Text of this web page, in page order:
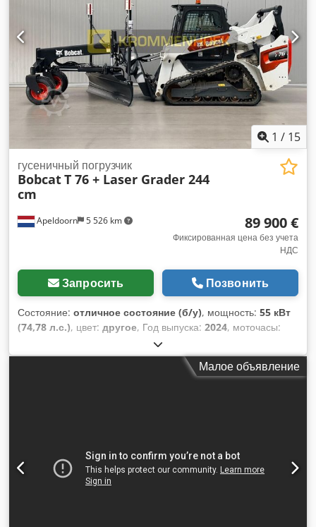
оборудование = - 3-й гидравлический контур - Рабочая
фара(ы) - Резиновые гусеницы - Высокий поток -
Гидравлический быстросъем - Радио = Примечания =
Трансмиссия Экологический стандарт: Stage IV / Tier IV
final Общее Страна производства: США Состояние CE-тип:
CE Дополнительная гидравлика High Flow, 2 скорости
движения, подвеска ходовой части, дополнительные
рабочие фары, гидравлический быстросъем, радио,
сиденье с пневмоподвеской, оригинальная окраска!
Crsdpoyc Nxtsfx Akbof
1 / 15
Apeldoorn 5 526 km
гусеничный погрузчик
BobcatT 76 + Laser Grader 244
cm
89 900 €
Фиксированная цена без учета
НДС
Запросить Позвонить
Состояние: отличное состояние (б/у), мощность: 55 кВт
(74,78 л.с.), цвет: другое, Год выпуска: 2024, моточасы:
кондиционер
Собственный вес: 4 898 кг Тип шасси: жесткая рама
Рулевое управление: руль Марка двигателя: Bobcat
поток Credpfjyl Iulox Akbof - Гидравлический быстросъем -
Радио с Bluetooth - Сигнальный маяк - Две скорости =
Примечания = Трансмиссия Этап/стандарт выбросов: Stage
Малое объявление